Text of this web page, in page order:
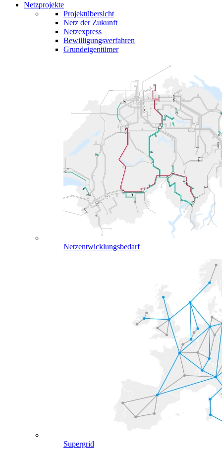
Netzprojekte
Projektübersicht
Netz der Zukunft
Netzexpress
Bewilligungsverfahren
Grundeigentümer
Netzentwicklungsbedarf
Supergrid